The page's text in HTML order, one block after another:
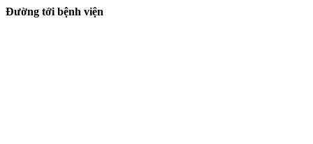
Đường tới bệnh viện